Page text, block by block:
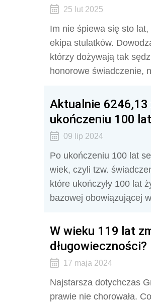
25 lut 2025
Im nie śpiewa się sto
ekipa stulatków.
którzy dożywają tak
honorowe świadczenie,
Aktualnie
ukończeniu 100
09 lip 2024
Po ukończeniu 100 lat
wiek, czyli tzw.
które ukończyły 100 lat
bazowej obowiązującej
W wieku 119 lat
długowieczności?
17 maja 2024
Najstarsza dotychczas
prawie nie chorowała.